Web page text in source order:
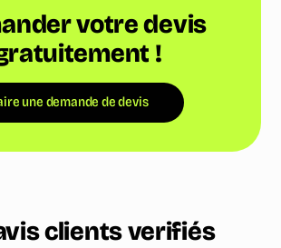
votre devis
!
une demande de devis
clients verifiés